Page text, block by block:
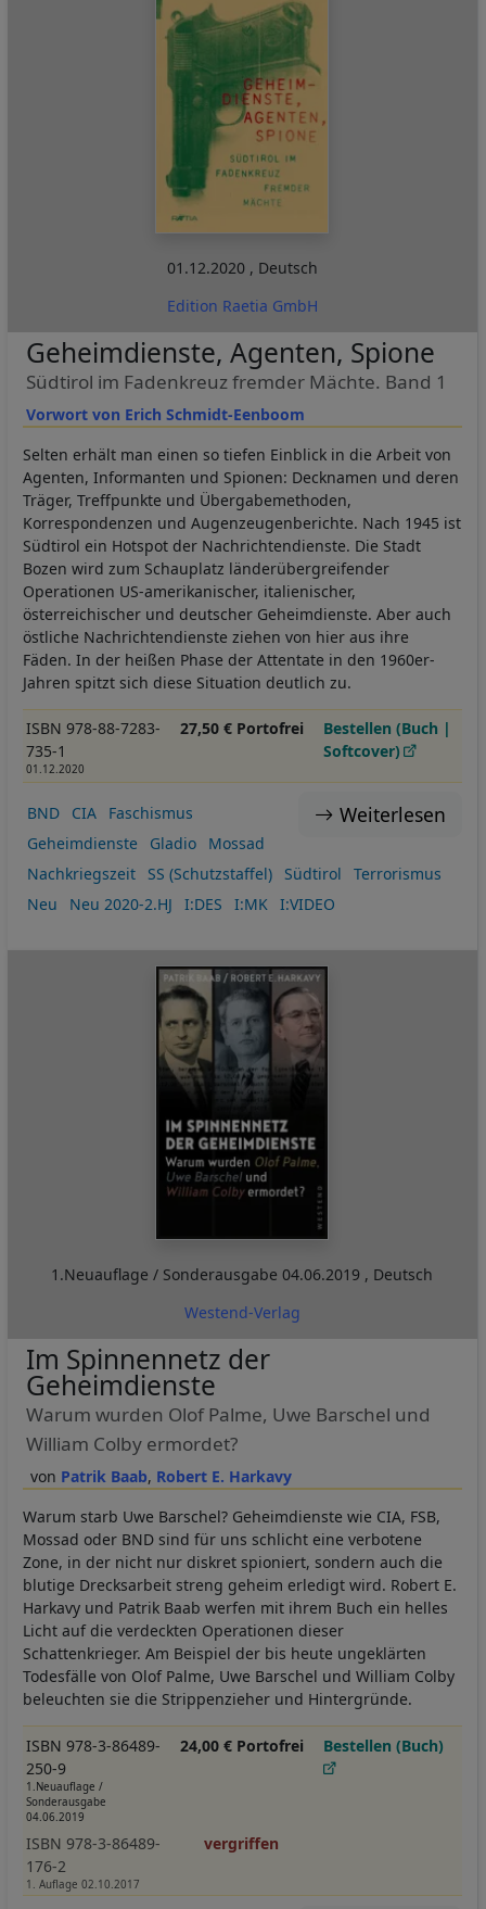
01.12.2020 , Deutsch
Edition Raetia GmbH
Vorwort von Erich Schmidt-Eenboom
Geheimdienste, Agenten, Spione
Südtirol im Fadenkreuz fremder Mächte. Band 1
Selten erhält man einen so tiefen Einblick in die Arbeit von
Agenten, Informanten und Spionen: Decknamen und deren
Träger, Treffpunkte und Übergabemethoden,
Korrespondenzen und Augenzeugenberichte. Nach 1945 ist
Südtirol ein Hotspot der Nachrichtendienste. Die Stadt
Bozen wird zum Schauplatz länderübergreifender
Operationen US-amerikanischer, italienischer,
österreichischer und deutscher Geheimdienste. Aber auch
östliche Nachrichtendienste ziehen von hier aus ihre
Fäden. In der heißen Phase der Attentate in den 1960er-
Jahren spitzt sich diese Situation deutlich zu.
ISBN 978-88-7283-
735-1
01.12.2020
27,50 € Portofrei
Bestellen (Buch |
Softcover)
Weiterlesen
BND CIA
Faschismus
Geheimdienste
Gladio
Mossad
Nachkriegszeit
SS (Schutzstaffel) Südtirol
Terrorismus
Neu
Neu 2020-2.HJ I:DES I:MK I:VIDEO
1.Neuauflage / Sonderausgabe04.06.2019 , Deutsch
Westend-Verlag
Patrik Baab Robert E. Harkavy
Im Spinnennetz der
Geheimdienste
Warum wurden Olof Palme, Uwe Barschel und
William Colby ermordet?
Warum starb Uwe Barschel? Geheimdienste wie CIA, FSB,
Mossad oder BND sind für uns schlicht eine verbotene
Zone, in der nicht nur diskret spioniert, sondern auch die
blutige Drecksarbeit streng geheim erledigt wird. Robert E.
Harkavy und Patrik Baab werfen mit ihrem Buch ein helles
Licht auf die verdeckten Operationen dieser
Schattenkrieger. Am Beispiel der bis heute ungeklärten
Todesfälle von Olof Palme, Uwe Barschel und William Colby
beleuchten sie die Strippenzieher und Hintergründe.
ISBN 978-3-86489-
250-9
1.Neuauflage /
Sonderausgabe
04.06.2019
24,00 € Portofrei Bestellen (Buch)
ISBN 978-3-86489-
176-2
1. Auflage 02.10.2017
vergriffen